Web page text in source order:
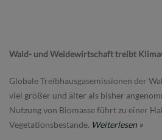
Wald- und Weidewirtschaft treibt
Globale Treibhausgasemissionen der
viel größer und älter als bisher
Nutzung von Biomasse führt zu einer
Vegetationsbestände. Weiterlesen »